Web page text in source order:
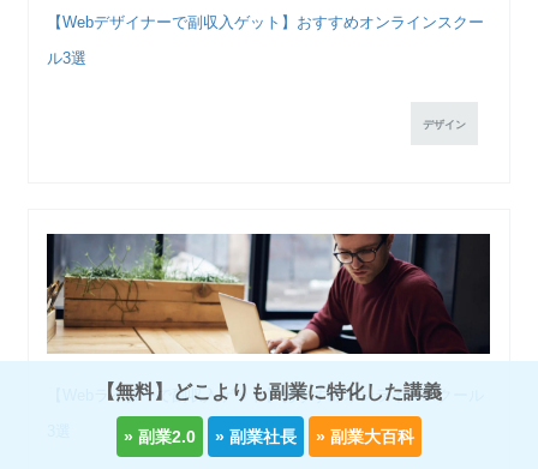
【Webデザイナーで副収入ゲット】おすすめオンラインスクー
ル3選
デザイン
【Webライターで副収入ゲット】おすすめオンラインスクール
【無料】どこよりも副業に特化した講義